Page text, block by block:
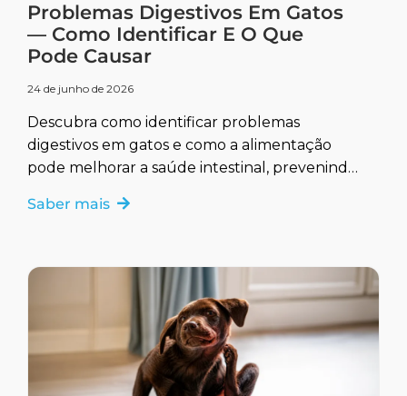
Problemas Digestivos Em Gatos
— Como Identificar E O Que
Pode Causar
24 de junho de 2026
Descubra como identificar problemas
digestivos em gatos e como a alimentação
pode melhorar a saúde intestinal, prevenindo
Saber mais